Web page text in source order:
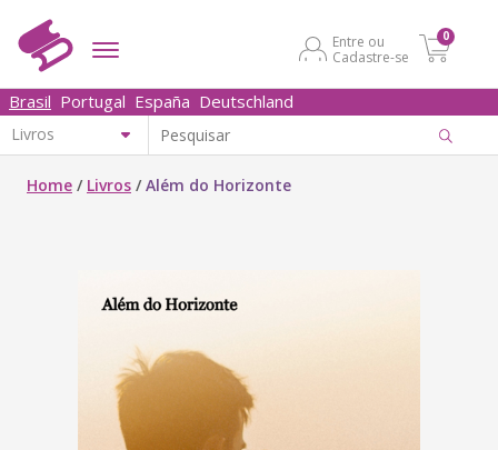
Entre ou
Cadastre-se
0
Brasil Portugal España Deutschland
Home / Livros /Além do Horizonte